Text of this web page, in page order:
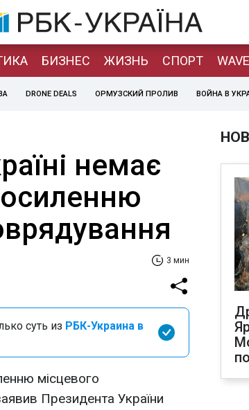
БИЗНЕС ЖИЗНЬ СПОРТ WAVE
DRONE DEALS ОРМУЗСКИЙ ПРОЛИВ ВОЙНА В
немає
3 мин
суть из РБК-Украина в
місцевого
Президента України